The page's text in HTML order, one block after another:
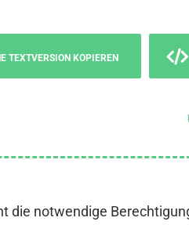
TEXTVERSION KOPIEREN
die notwendige